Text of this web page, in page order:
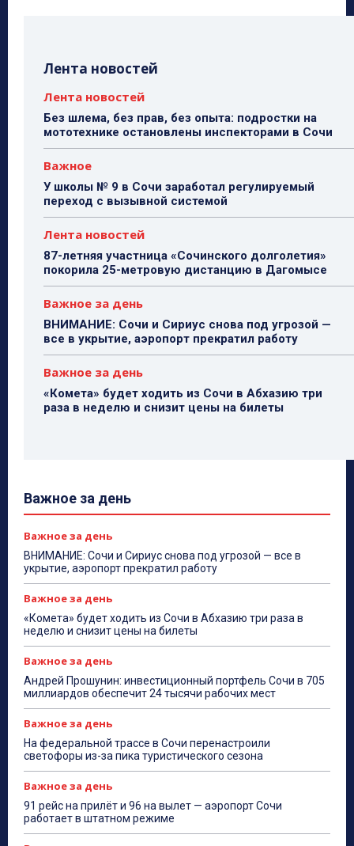
Лента новостей
Лента новостей
Без шлема, без прав, без опыта: подростки на
мототехнике остановлены инспекторами в Сочи
Важное
У школы № 9 в Сочи заработал регулируемый
переход с вызывной системой
Лента новостей
87-летняя участница «Сочинского долголетия»
покорила 25-метровую дистанцию в Дагомысе
Важное за день
ВНИМАНИЕ: Сочи и Сириус снова под угрозой —
все в укрытие, аэропорт прекратил работу
Важное за день
«Комета» будет ходить из Сочи в Абхазию три
раза в неделю и снизит цены на билеты
Важное за день
Важное за день
ВНИМАНИЕ: Сочи и Сириус снова под угрозой — все в
укрытие, аэропорт прекратил работу
Важное за день
«Комета» будет ходить из Сочи в Абхазию три раза в
неделю и снизит цены на билеты
Важное за день
Андрей Прошунин: инвестиционный портфель Сочи в 705
миллиардов обеспечит 24 тысячи рабочих мест
Важное за день
На федеральной трассе в Сочи перенастроили
светофоры из-за пика туристического сезона
Важное за день
91 рейс на прилёт и 96 на вылет — аэропорт Сочи
работает в штатном режиме